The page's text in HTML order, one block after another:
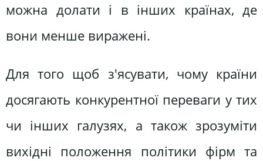
можна долати і в інших країнах, де
вони менше виражені.
Для того щоб з'ясувати, чому країни
досягають конкурентної переваги у тих
чи інших галузях, а також зрозуміти
вихідні положення політики фірм та